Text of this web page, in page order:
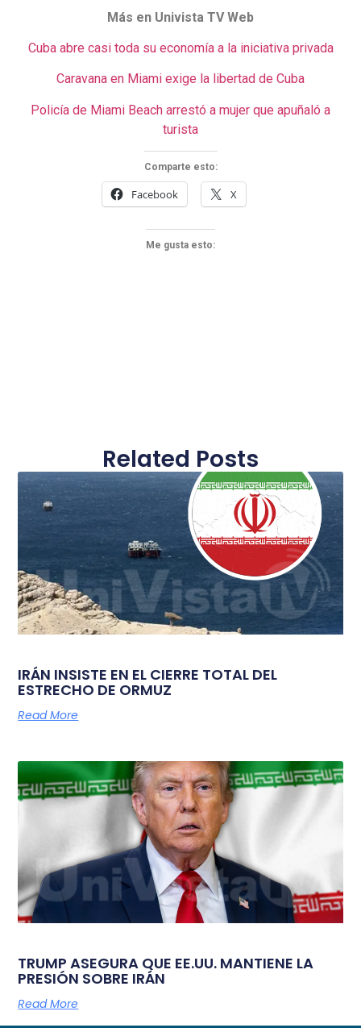
Más en Univista TV Web
Cuba abre casi toda su economía a la iniciativa privada
Caravana en Miami exige la libertad de Cuba
Policía de Miami Beach arrestó a mujer que apuñaló a
turista
Comparte esto:
Facebook X
Me gusta esto:
Related Posts
IRÁN INSISTE EN EL CIERRE TOTAL DEL
ESTRECHO DE ORMUZ
Read More
TRUMP ASEGURA QUE EE.UU. MANTIENE LA
PRESIÓN SOBRE IRÁN
Read More